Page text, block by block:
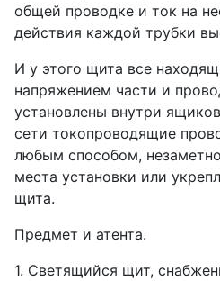
общей проводке и ток на
действия каждой трубки
И у этого щита все
напряжением части и
установлены внутри
сети токопроводящие
любым способом,
места установки или
щита.
Предмет и атента.
1. Светящийся щит,